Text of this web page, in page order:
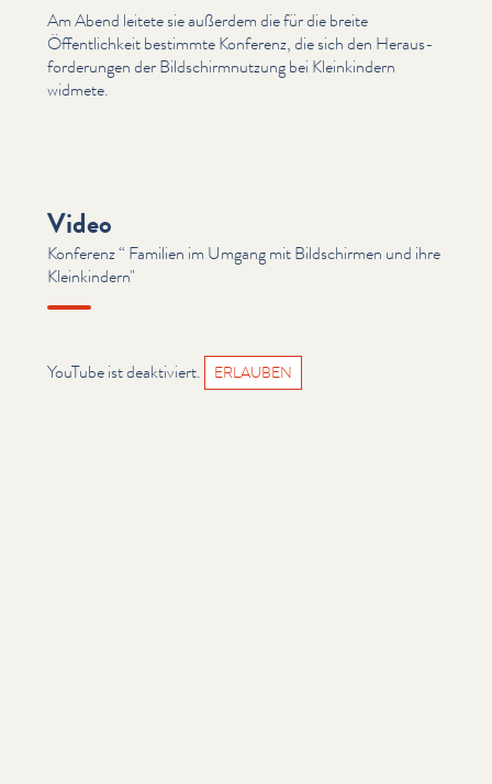
Am Abend leitete sie außerdem die für die breite
Öffentlichkeit bestimmte Konferenz, die sich den Her­aus­
forderun­gen der Bild­schirm­nutzung bei Kleinkindern
widmete.
Video
Konferenz ​“ Familien im Umgang mit Bildschirmen und ihre
Kleinkindern"
YouTube ist deaktiviert. ERLAUBEN